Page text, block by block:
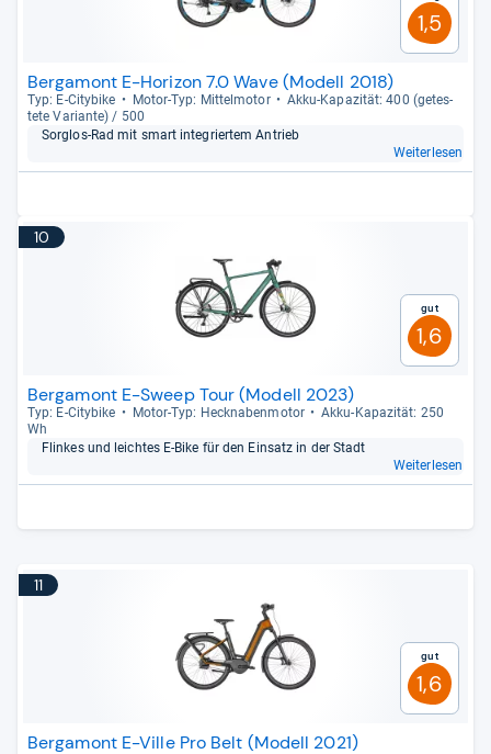
1,5
Bergamont E-Horizon 7.0 Wave (Modell 2018)
Typ: E-​City­bike Motor-​Typ: Mit­tel­mo­tor
Akku-​Kapa­zi­tät: 400 (getes­
tete Vari­ante) / 500
Sorg­los-​Rad mit smart inte­grier­tem Antrieb
Weiterlesen
10
Gut
1,6
Bergamont E-Sweep Tour (Modell 2023)
Typ: E-​City­bike Motor-​Typ: Heck­na­ben­mo­tor
Akku-​Kapa­zi­tät: 250
Wh
Flin­kes und leich­tes E-​Bike für den Ein­satz in der Stadt
Weiterlesen
11
Gut
1,6
Bergamont E-Ville Pro Belt (Modell 2021)